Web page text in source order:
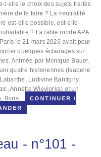
t-elle le choix des sujets traités
de le faire ? La neutralité
est-elle possible, est-elle-
? La table ronde APA
le 21 mars 2026 avait pour
quelques éclairages sur
Animée par Monique Bauer,
quatre historiennes (Isabelle
Ludivine Bantigny,
Annette Wieviorka) et un
Boris...
CONTINUER /
- n°101 -